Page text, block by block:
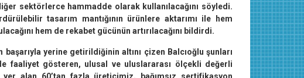
sektörlerce hammadde olarak kullanılacağını söyledi.
tasarım mantığının ürünlere aktarımı ile hem
hem de rekabet gücünün artırılacağını bildirdi.
yerine getirildiğinin altını çizen Balcıoğlu şunları
faaliyet gösteren, ulusal ve uluslararası ölçekli değerli